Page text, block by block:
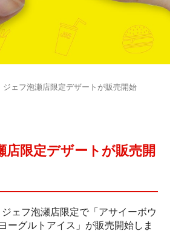
ジェフ泡瀬店限定デザートが販売開始
店限定デザートが販売開
ェフ泡瀬店限定で「アサイーボウ
ーグルトアイス」が販売開始しま